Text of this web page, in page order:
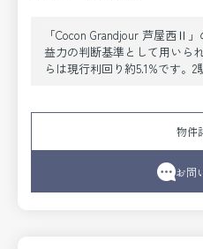
「Cocon Grandjour 芦屋西Ⅱ
益力の判断基準として用いら
らは現行利回り約5.1%です。2
す。駅から徒歩9分の物件です
物件
お問